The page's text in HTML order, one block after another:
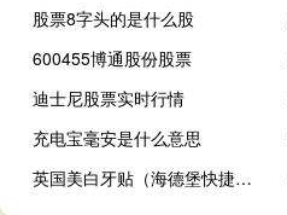
股票8字头的是什么股
600455博通股份股票
迪士尼股票实时行情
充电宝毫安是什么意思
英国美白牙贴（海德堡快捷美白牙贴）